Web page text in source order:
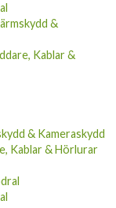
&
Kablar &
& Kameraskydd
Kablar & Hörlurar